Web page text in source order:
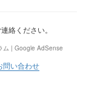
絡ください。
ム | Google AdSense
問い合わせ